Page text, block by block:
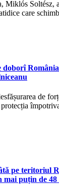
Miklós Soltész,
care
doborî
de
pe teritoriul
mai puțin de 48